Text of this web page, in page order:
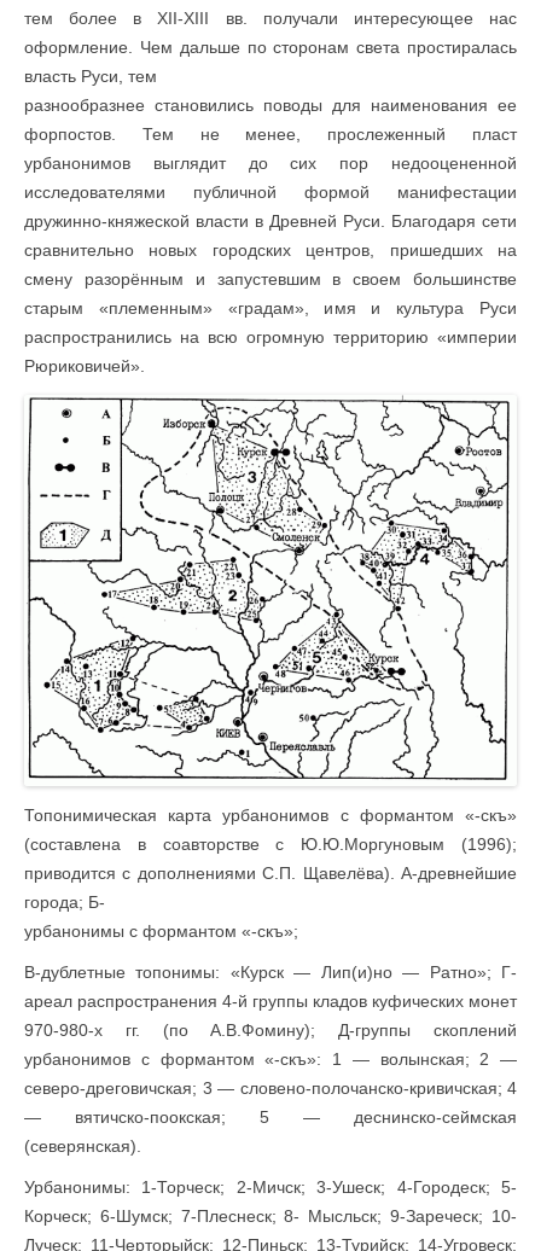
тем более в XII-XIII вв. получали интересующее нас
оформление. Чем дальше по сторонам света простиралась
власть Руси, тем
разнообразнее становились поводы для наименования ее
форпостов. Тем не менее, прослеженный пласт
урбанонимов выглядит до сих пор недооцененной
исследователями публичной формой манифестации
дружинно-княжеской власти в Древней Руси. Благодаря сети
сравнительно новых городских центров, пришедших на
смену разорённым и запустевшим в своем большинстве
старым «племенным» «градам», имя и культура Руси
распространились на всю огромную территорию «империи
Рюриковичей».
Топонимическая карта урбанонимов с формантом «-скъ»
(составлена в соавторстве с Ю.Ю.Моргуновым (1996);
приводится с дополнениями С.П. Щавелёва). А-древнейшие
города; Б-
урбанонимы с формантом «-скъ»;
В-дублетные топонимы: «Курск — Лип(и)но — Ратно»; Г-
ареал распространения 4-й группы кладов куфических монет
970-980-х гг. (по А.В.Фомину); Д-группы скоплений
урбанонимов с формантом «-скъ»: 1 — волынская; 2 —
северо-дреговичская; 3 — словено-полочанско-кривичская; 4
— вятичско-поокская; 5 — деснинско-сеймская
(северянская).
Урбанонимы: 1-Торческ; 2-Мичск; 3-Ушеск; 4-Городеск; 5-
Корческ; 6-Шумск; 7-Плеснеск; 8- Мысльск; 9-Зареческ; 10-
Луческ; 11-Черторыйск; 12-Пиньск; 13-Турийск; 14-Угровеск;